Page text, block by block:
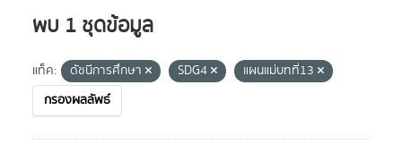
พบ 1 ชุดข้อมูล
แท็ค: ดัชนีการศึกษา SDG4
แผนแม่บทที่13
กรองผลลัพธ์